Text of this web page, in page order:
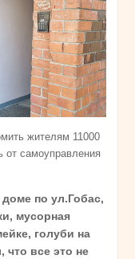
жителям 11000
от самоуправления
по ул.Гобас,
мусорная
голуби на
что все это не